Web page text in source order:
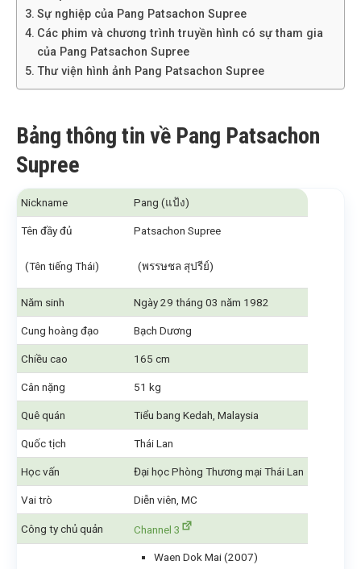
Sự nghiệp của Pang Patsachon Supree
Các phim và chương trình truyền hình có sự tham gia
của Pang Patsachon Supree
Thư viện hình ảnh Pang Patsachon Supree
Bảng thông tin về Pang Patsachon
Supree
Nickname Pang (แป้ง)
Tên đầy đủ
(Tên tiếng Thái)
Patsachon Supree
(พรรษชล สุปรีย์)
Năm sinh Ngày 29 tháng 03 năm 1982
Cung hoàng đạo Bạch Dương
Chiều cao 165 cm
Cân nặng 51 kg
Quê quán Tiểu bang Kedah, Malaysia
Quốc tịch Thái Lan
Học vấn Đại học Phòng Thương mại Thái Lan
Vai trò Diễn viên, MC
Công ty chủ quản Channel 3
Waen Dok Mai (2007)